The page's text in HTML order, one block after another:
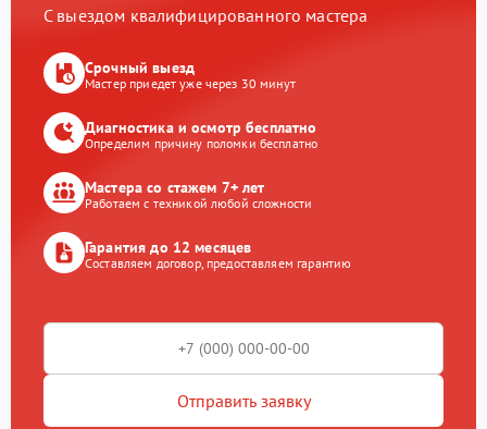
С выездом квалифицированного мастера
Срочный выезд
Мастер приедет уже через 30 минут
Диагностика и осмотр бесплатно
Определим причину поломки бесплатно
Мастера со стажем 7+ лет
Работаем с техникой любой сложности
Гарантия до 12 месяцев
Составляем договор, предоставляем гарантию
Отправить заявку